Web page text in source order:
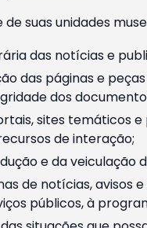
suas unidades
das notícias e
das páginas e
dos
sites temáticos e
de interação;
e da
de notícias, avisos
públicos, à